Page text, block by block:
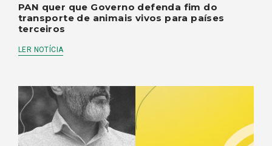
PAN quer que Governo defenda fim do
transporte de animais vivos para países
terceiros
LER NOTÍCIA